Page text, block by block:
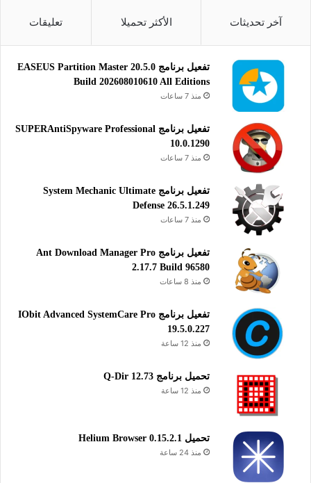
تنشيط برنامج HyperSnap لتصوير شاشة جهاز الكمبيوتر باحترافية
عالية للويندوز.
التفعيل
رابط التحميل الأول
رابط التحميل الثاني
يُعتبر برنامج Hyper Snap أداة متكاملة ومثالية للغاية لأخذ لقطات
الشاشة بدقة عالية، بالإضافة إلى إمكانية تحرير مقاطع الفيديو
احترافي، مع توفير خيارات متعددة للكتابة عليها وإضافة النصوص
التي تلبي احتياجات المستخدمين المختلفة.
تحرير الفيديو تصوير لقطات الشاشة
آخر تحديثات الأكثر تحميلا تعليقات
تفعيل برنامج EASEUS Partition Master 20.5.0
Build 202608010610 All Editions
منذ 7 ساعات
تفعيل برنامج SUPERAntiSpyware Professional
10.0.1290
منذ 7 ساعات
تفعيل برنامج System Mechanic Ultimate
Defense 26.5.1.249
منذ 7 ساعات
تفعيل برنامج Ant Download Manager Pro
2.17.7 Build 96580
منذ 8 ساعات
تفعيل برنامج IObit Advanced SystemCare Pro
19.5.0.227
منذ 12 ساعة
تحميل برنامج Q-Dir 12.73
منذ 12 ساعة
تحميل Helium Browser 0.15.2.1
منذ 24 ساعة